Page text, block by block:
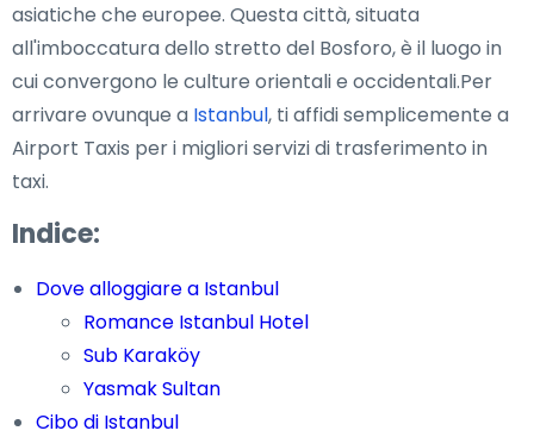
asiatiche che europee. Questa città, situata
all'imboccatura dello stretto del Bosforo, è il luogo in
cui convergono le culture orientali e occidentali.Per
arrivare ovunque a Istanbul, ti affidi semplicemente a
Airport Taxis per i migliori servizi di trasferimento in
taxi.
Indice:
Dove alloggiare a Istanbul
Romance Istanbul Hotel
Sub Karaköy
Yasmak Sultan
Cibo di Istanbul